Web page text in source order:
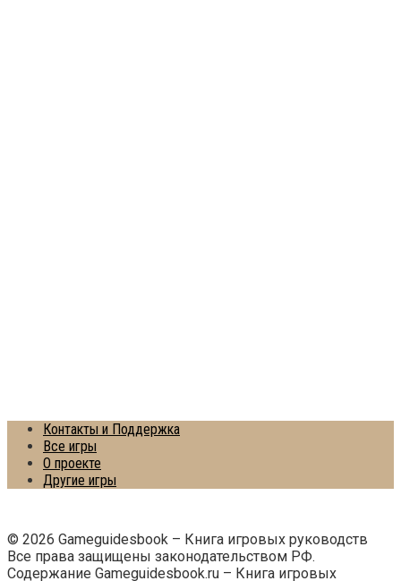
Контакты и Поддержка
Все игры
О проекте
Другие игры
© 2026 Gameguidesbook – Книга игровых руководств
Все права защищены законодательством РФ.
Содержание Gameguidesbook.ru – Книга игровых